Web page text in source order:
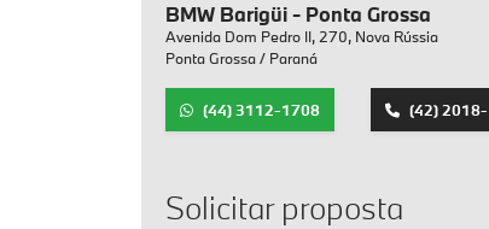
BMW Barigüi - Ponta Grossa
Avenida Dom Pedro II, 270, Nova Rússia
Ponta Grossa / Paraná
(42)
(44) 3112-1708
Solicitar proposta